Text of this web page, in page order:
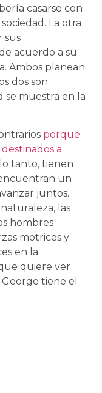
casarse con
La otra
sus
acuerdo a su
Ambos planean
dos son
se muestra en la
porque
a
tanto, tienen
un
juntos.
las
hombres
motrices y
en la
quiere ver
tiene el